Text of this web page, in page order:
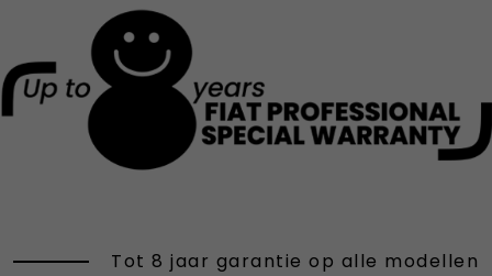
Tot 8 jaar garantie op alle modellen